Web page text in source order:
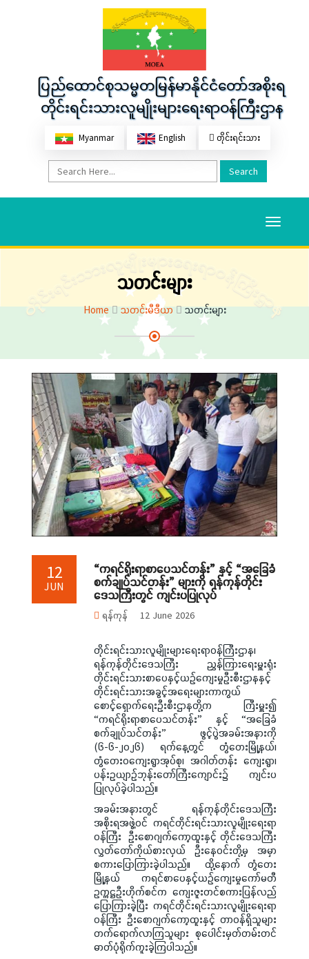
ပြည်ထောင်စုသမ္မတမြန်မာနိုင်ငံတော်အစိုးရ
တိုင်းရင်းသားလူမျိုးများရေးရာဝန်ကြီးဌာန
Myanmar English တိုင်းရင်းသား
Search
Toggle
သတင်းများ
Home သတင်းမီဒီယာ သတင်းများ
12
JUN
“ကရင်ရိုးရာစာပေသင်တန်း” နှင့် “အခြေခံ
စက်ချုပ်သင်တန်း” များကို ရန်ကုန်တိုင်း
ဒေသကြီးတွင် ကျင်းပပြုလုပ်
ရန်ကုန် 12 June 2026
တိုင်းရင်းသားလူမျိုးများရေးရာဝန်ကြီးဌာန၊
ရန်ကုန်တိုင်းဒေသကြီး ညွှန်ကြားရေးမှူးရုံး
တိုင်းရင်းသားစာပေနှင့်ယဉ်ကျေးမှုဦးစီးဌာနနှင့်
တိုင်းရင်းသားအခွင့်အရေးများကာကွယ်
စောင့်ရှောက်ရေးဦးစီးဌာနတို့က ကြီးမှူး၍
“ကရင်ရိုးရာစာပေသင်တန်း” နှင့် “အခြေခံ
စက်ချုပ်သင်တန်း” ဖွင့်ပွဲအခမ်းအနားကို
(၆-၆-၂၀၂၆) ရက်နေ့တွင် တွံတေးမြို့နယ်၊
တွံတေးဝကျေးရွာအုပ်စု၊ အဂါတ်တန်း ကျေးရွာ၊
ပန်းဥယျာဉ်ဘုန်းတော်ကြီးကျောင်း၌ ကျင်းပ
ပြုလုပ်ခဲ့ပါသည်။
အခမ်းအနားတွင် ရန်ကုန်တိုင်းဒေသကြီး
အစိုးရအဖွဲ့ဝင် ကရင်တိုင်းရင်းသားလူမျိုးရေးရာ
ဝန်ကြီး ဦးစောဂျက်ကော့ထူးနှင့် တိုင်းဒေသကြီး
လွှတ်တော်ကိုယ်စားလှယ် ဦးနေဝင်းတို့မှ အမှာ
စကားပြောကြားခဲ့ပါသည်။ ထို့နောက် တွံတေး
မြို့နယ် ကရင်စာပေနှင့်ယဉ်ကျေးမှုကော်မတီ
ဥက္ကဋ္ဌဦးဟိုက်စင်က ကျေးဇူးတင်စကားပြန်လည်
ပြောကြားခဲ့ပြီး ကရင်တိုင်းရင်းသားလူမျိုးရေးရာ
ဝန်ကြီး ဦးစောဂျက်ကော့ထူးနှင့် တာဝန်ရှိသူများ
တက်ရောက်လာကြသူများ စုပေါင်းမှတ်တမ်းတင်
ဓာတ်ပုံရိုက်ကူးခဲ့ကြပါသည်။